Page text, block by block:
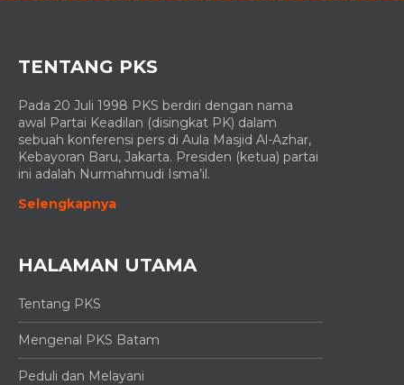
TENTANG PKS
Pada 20 Juli 1998 PKS berdiri dengan nama
awal Partai Keadilan (disingkat PK) dalam
sebuah konferensi pers di Aula Masjid Al-Azhar,
Kebayoran Baru, Jakarta. Presiden (ketua) partai
ini adalah Nurmahmudi Isma’il.
Selengkapnya
HALAMAN UTAMA
Tentang PKS
Mengenal PKS Batam
Peduli dan Melayani